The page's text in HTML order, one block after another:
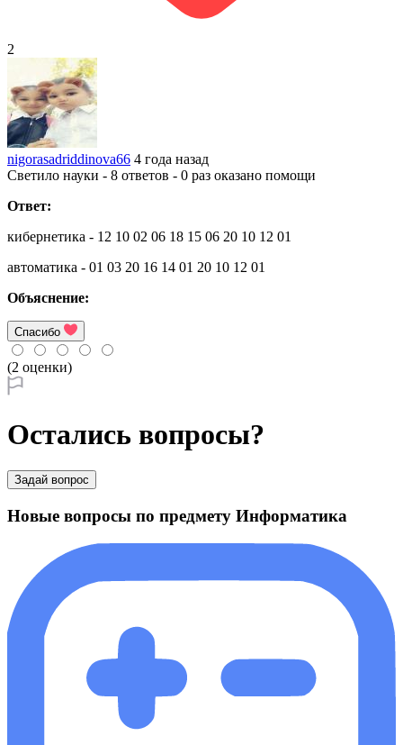
2
nigorasadriddinova66 4 года назад
Светило науки - 8 ответов - 0 раз оказано помощи
Ответ:
кибернетика - 12 10 02 06 18 15 06 20 10 12 01
автоматика - 01 03 20 16 14 01 20 10 12 01
Объяснение:
Спасибо
(2 оценки)
Остались вопросы?
Задай вопрос
Новые вопросы по предмету Информатика